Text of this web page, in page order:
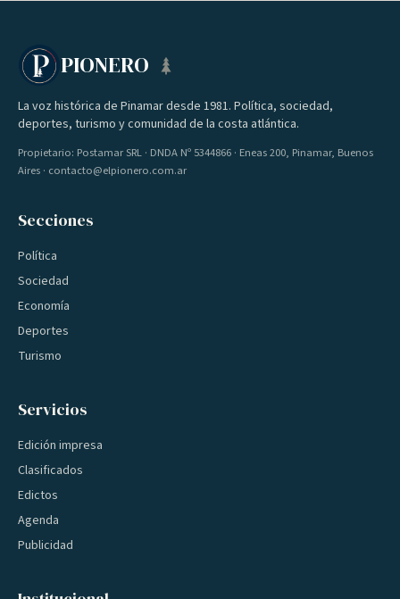
PIONERO
La voz histórica de Pinamar desde 1981. Política, sociedad,
deportes, turismo y comunidad de la costa atlántica.
Propietario: Postamar SRL · DNDA Nº 5344866 · Eneas 200, Pinamar, Buenos
Aires · contacto@elpionero.com.ar
Secciones
Política
Sociedad
Economía
Deportes
Turismo
Servicios
Edición impresa
Clasificados
Edictos
Agenda
Publicidad